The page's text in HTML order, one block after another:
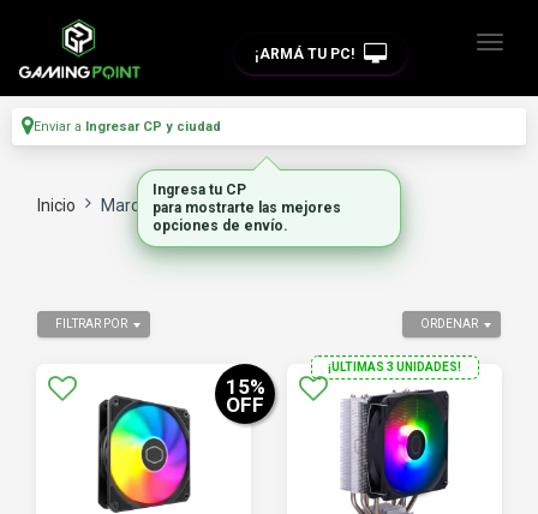
¡ARMÁ TU PC!
Enviar a Ingresar CP y ciudad
Inicio Marca COOLERMASTER
ORDENAR
FILTRAR POR
15%
OFF
¡ULTIMAS 3 UNIDADES!
Ingresa tu CP
para mostrarte las mejores
opciones de envío.